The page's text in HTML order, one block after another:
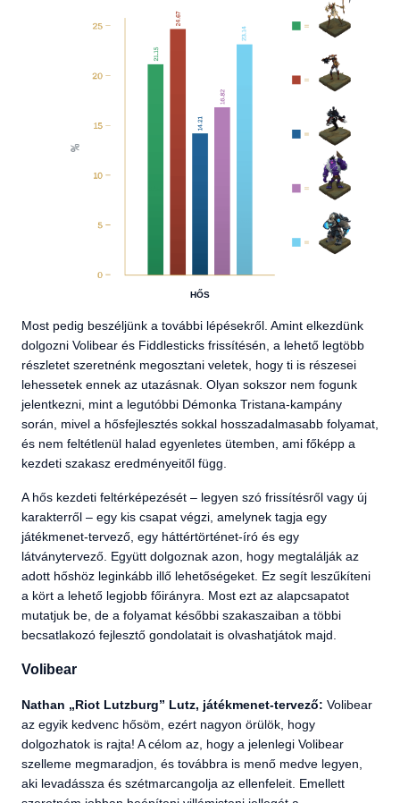
HŐS
Most pedig beszéljünk a további lépésekről. Amint elkezdünk
dolgozni Volibear és Fiddlesticks frissítésén, a lehető legtöbb
részletet szeretnénk megosztani veletek, hogy ti is részesei
lehessetek ennek az utazásnak. Olyan sokszor nem fogunk
jelentkezni, mint a legutóbbi Démonka Tristana-kampány
során, mivel a hősfejlesztés sokkal hosszadalmasabb folyamat,
és nem feltétlenül halad egyenletes ütemben, ami főképp a
kezdeti szakasz eredményeitől függ.
A hős kezdeti feltérképezését – legyen szó frissítésről vagy új
karakterről – egy kis csapat végzi, amelynek tagja egy
játékmenet-tervező, egy háttértörténet-író és egy
látványtervező. Együtt dolgoznak azon, hogy megtalálják az
adott hőshöz leginkább illő lehetőségeket. Ez segít leszűkíteni
a kört a lehető legjobb főirányra. Most ezt az alapcsapatot
mutatjuk be, de a folyamat későbbi szakaszaiban a többi
becsatlakozó fejlesztő gondolatait is olvashatjátok majd.
Volibear
Nathan „Riot Lutzburg” Lutz, játékmenet-tervező: Volibear
az egyik kedvenc hősöm, ezért nagyon örülök, hogy
dolgozhatok is rajta! A célom az, hogy a jelenlegi Volibear
szelleme megmaradjon, és továbbra is menő medve legyen,
aki levadássza és szétmarcangolja az ellenfeleit. Emellett